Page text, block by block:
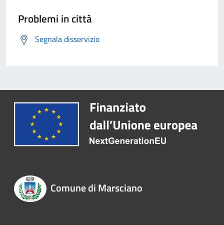
Problemi in città
Segnala disservizio
Comune di Marsciano